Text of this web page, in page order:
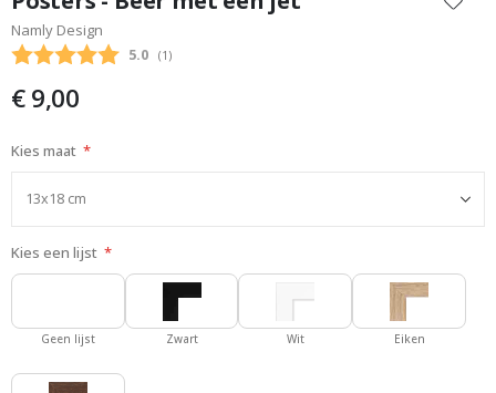
het
begin
van
afbeeldingen-
Namly Design
Gemiddelde beoordeling:
5.0 (aantal stemmen:
1 )
€ 9,00
Kies maat
Kies een lijst
Geen lijst Zwart Wit Eiken